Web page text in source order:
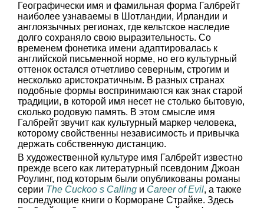
Географически имя и фамильная форма Галбрейт
наиболее узнаваемы в Шотландии, Ирландии и
англоязычных регионах, где кельтское наследие
долго сохраняло свою выразительность. Со
временем фонетика имени адаптировалась к
английской письменной норме, но его культурный
оттенок остался отчетливо северным, строгим и
несколько аристократичным. В разных странах
подобные формы воспринимаются как знак старой
традиции, в которой имя несет не столько бытовую,
сколько родовую память. В этом смысле имя
Галбрейт звучит как культурный маркер человека,
которому свойственны независимость и привычка
держать собственную дистанцию.
В художественной культуре имя Галбрейт известно
прежде всего как литературный псевдоним Джоан
Роулинг, под которым были опубликованы романы
серии The Cuckoo s Calling и Career of Evil, а также
последующие книги о Корморане Страйке. Здесь